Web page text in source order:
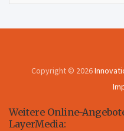
Copyright © 2026
Weitere Online-
LayerMedia: